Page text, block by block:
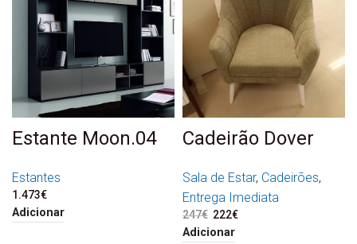
Estante Moon.04
Estantes
1.473€
Adicionar
Cadeirão Dover
Sala de Estar, Cadeirões,
Entrega Imediata
247€ O preço original era:
247€.
222€
Adicionar